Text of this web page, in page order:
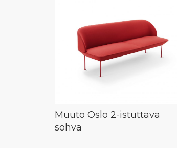
Muuto Oslo 2-istuttava
sohva